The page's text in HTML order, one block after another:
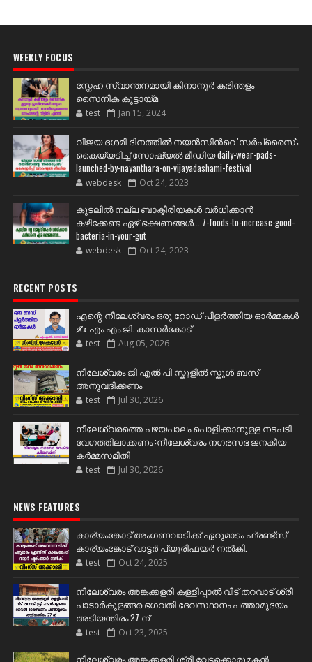
WEEKLY FOCUS
സ്നേഹ സ്വാന്തനമായി കിനാനൂർ കരിന്തളം
സൈനിക കൂട്ടായ്മ
test Jan 15, 2024
വിജയ ദശമി ദിനത്തില്‍ നയന്‍സിന്‍റെ 'സര്‍പ്രൈസ്';
കൈയ്യടിച്ച് സോഷ്യല്‍ മീഡിയ daily-wear-pads-
launched-by-nayanthara-on-vijayadashami-festival
webdesk Oct 24, 2023
കുടലിൽ നല്ല ബാക്ടീരിയകൾ വര്‍ധിക്കാന്‍
കഴിക്കേണ്ട ഏഴ് ഭക്ഷണങ്ങള്‍... 7-foods-to-increase-good-
bacteria-in-your-gut
webdesk Oct 24, 2023
RECENT POSTS
എന്റെ നീലേശ്വരം:ഒരു റോഡ് പിളർത്തിയ ഓർമ്മകൾ
✍️ എം.എം.ജി. കാസർകോട്
test Aug 05, 2026
നീലേശ്വരം ജി എൽ പി സ്കൂളിൽ സ്കൂൾ ബസ്
അനുവദിക്കണം
test Jul 30, 2026
നീലേശ്വരത്തെ പഴയപാലം പൊളിക്കാനുള്ള നടപടി
വേഗത്തിലാക്കണം :നീലേശ്വരം നഗരസഭ ജനകീയ
കർമ്മസമിതി
test Jul 30, 2026
NEWS FEATURES
കാര്യംങ്കോട് അംഗണവാടിക്ക് ഏറുമാടം ഫ്രണ്ട്സ്
കാര്യംങ്കോട് വാട്ടർ പ്യൂരിഫയർ നൽകി.
test Oct 24, 2025
നീലേശ്വരം അങ്കക്കളരി കള്ളിപ്പാൽ വീട് തറവാട് ശ്രീ
പാടാർകുളങ്ങര ഭഗവതി ദേവസ്ഥാനം പത്താമുദയം
അടിയന്തിരം 27 ന്
test Oct 23, 2025
നീലേശ്വരം അങ്കക്കളരി ശ്രീ വേട്ടക്കൊരുമകൻ